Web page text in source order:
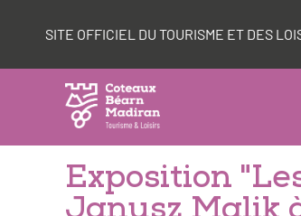
SITE OFFICIEL DU TOURISME ET DES
Exposition